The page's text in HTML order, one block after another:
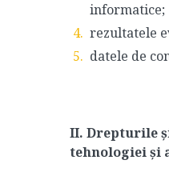
informatice;
rezultatele
datele de
II. Drepturile
tehnologiei și